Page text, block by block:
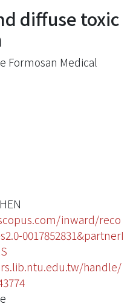
diffuse toxic
Formosan Medical
inward/reco
0017852831&partnerI
handle/